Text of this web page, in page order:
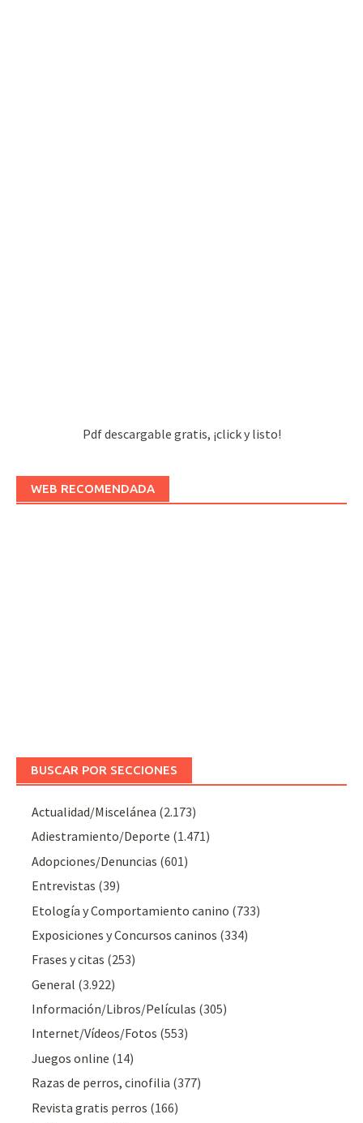
Pdf descargable gratis, ¡click y listo!
WEB RECOMENDADA
BUSCAR POR SECCIONES
Actualidad/Miscelánea (2.173)
Adiestramiento/Deporte (1.471)
Adopciones/Denuncias (601)
Entrevistas (39)
Etología y Comportamiento canino (733)
Exposiciones y Concursos caninos (334)
Frases y citas (253)
General (3.922)
Información/Libros/Películas (305)
Internet/Vídeos/Fotos (553)
Juegos online (14)
Razas de perros, cinofilia (377)
Revista gratis perros (166)